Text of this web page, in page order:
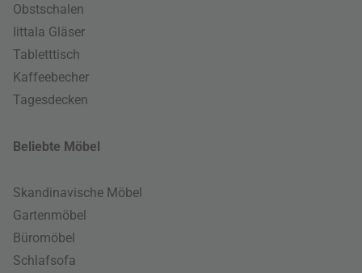
Obstschalen
Iittala Gläser
Tabletttisch
Kaffeebecher
Tagesdecken
Beliebte Möbel
Skandinavische Möbel
Gartenmöbel
Büromöbel
Schlafsofa